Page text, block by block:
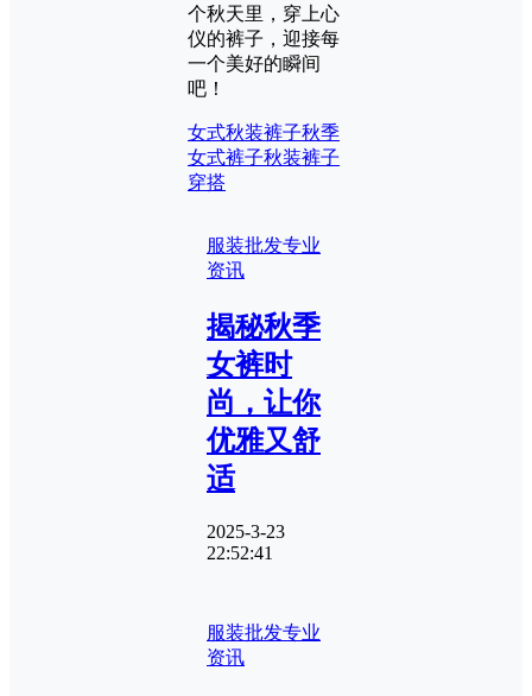
个秋天里，穿上心
仪的裤子，迎接每
一个美好的瞬间
吧！
女式秋装裤子秋季
女式裤子秋装裤子
穿搭
服装批发专业
资讯
揭秘秋季
女裤时
尚，让你
优雅又舒
适
2025-3-23
22:52:41
服装批发专业
资讯